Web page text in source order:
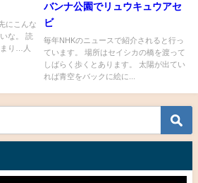
にこんな
な。 読
り…人
バンナ公園でリュウキュウアセ
ビ
毎年NHKのニュースで紹介されると行っ
ています。 場所はセイシカの橋を渡って
しばらく歩くとあります。 太陽が出てい
れば青空をバックに絵に...